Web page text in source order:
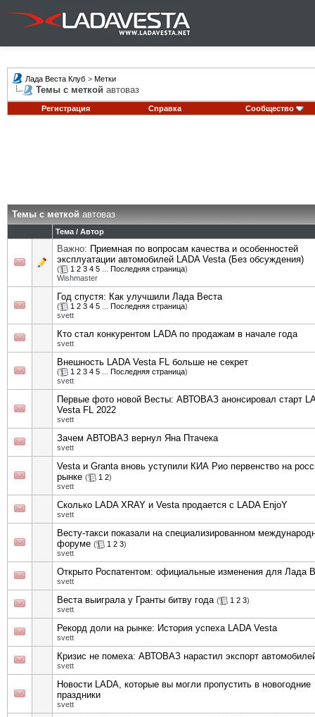
Лада Веста Клуб > Метки
Темы с меткой автоваз
Регистрация Справка Сообщество
Темы с меткойавтоваз
Тема / Автор
Важно: Приемная по вопросам качества и особенностей
эксплуатации автомобилей LADA Vesta (Без обсуждения)
( 1 2 3 4 5 Последняя страница)
Wishmaster
Год спустя: Как улучшили Лада Веста
( 1 2 3 4 5 Последняя страница)
svett
Кто стал конкурентом LADA по продажам в начале года
svett
Внешность LADA Vesta FL больше не секрет
( 1 2 3 4 5 Последняя страница)
svett
Первые фото новой Весты: АВТОВАЗ анонсировал старт
Vesta FL 2022
svett
Зачем АВТОВАЗ вернул Яна Птачека
svett
Vesta и Granta вновь уступили КИА Рио первенство на
рынке ( 1 2)
svett
Сколько LADA XRAY и Vesta продается с LADA EnjoY
svett
Весту-такси показали на специализированном
форуме ( 1 2 3)
svett
Открыто Роспатентом: официальные изменения для Лада
svett
Веста выиграла у Гранты битву года ( 1 2 3)
svett
Рекорд доли на рынке: История успеха LADA Vesta
svett
Кризис не помеха: АВТОВАЗ нарастил экспорт
svett
Новости LADA, которые вы могли пропустить в новогодние
праздники
svett